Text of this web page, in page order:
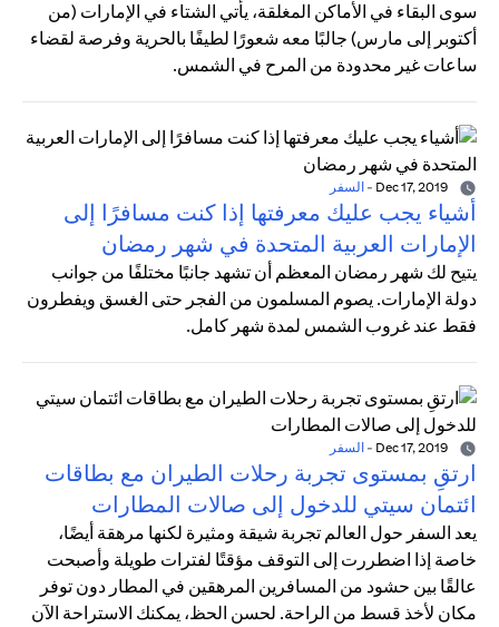
سوى البقاء في الأماكن المغلقة، يأتي الشتاء في الإمارات (من
أكتوبر إلى مارس) جالبًا معه شعورًا لطيفًا بالحرية وفرصة لقضاء
ساعات غير محدودة من المرح في الشمس.
- السفر
أشياء يجب عليك معرفتها إذا كنت مسافرًا إلى
الإمارات العربية المتحدة في شهر رمضان
يتيح لك شهر رمضان المعظم أن تشهد جانبًا مختلفًا من جوانب
دولة الإمارات. يصوم المسلمون من الفجر حتى الغسق ويفطرون
فقط عند غروب الشمس لمدة شهر كامل.
- السفر
ارتقِ بمستوى تجربة رحلات الطيران مع بطاقات
ائتمان سيتي للدخول إلى صالات المطارات
يعد السفر حول العالم تجربة شيقة ومثيرة لكنها مرهقة أيضًا،
خاصة إذا اضطررت إلى التوقف مؤقتًا لفترات طويلة وأصبحت
عالقًا بين حشود من المسافرين المرهقين في المطار دون توفر
مكان لأخذ قسط من الراحة. لحسن الحظ، يمكنك الاستراحة الآن